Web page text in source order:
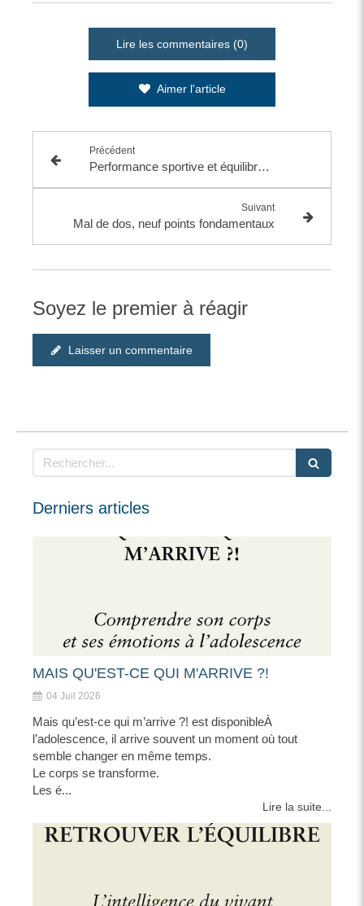
Lire les commentaires (0)
Aimer l'article
Précédent
Performance sportive et équilibre du corps
Suivant
Mal de dos, neuf points fondamentaux
Soyez le premier à réagir
Laisser un commentaire
Rechercher
Derniers articles
MAIS QU'EST-CE QUI M'ARRIVE ?!
04 Juil 2026
Mais qu’est-ce qui m’arrive ?! est disponibleÀ
l’adolescence, il arrive souvent un moment où tout
semble changer en même temps.
Le corps se transforme.
Les é...
Lire la suite...